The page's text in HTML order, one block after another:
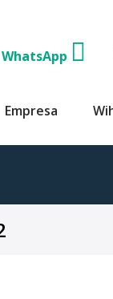
WhatsApp
Empresa